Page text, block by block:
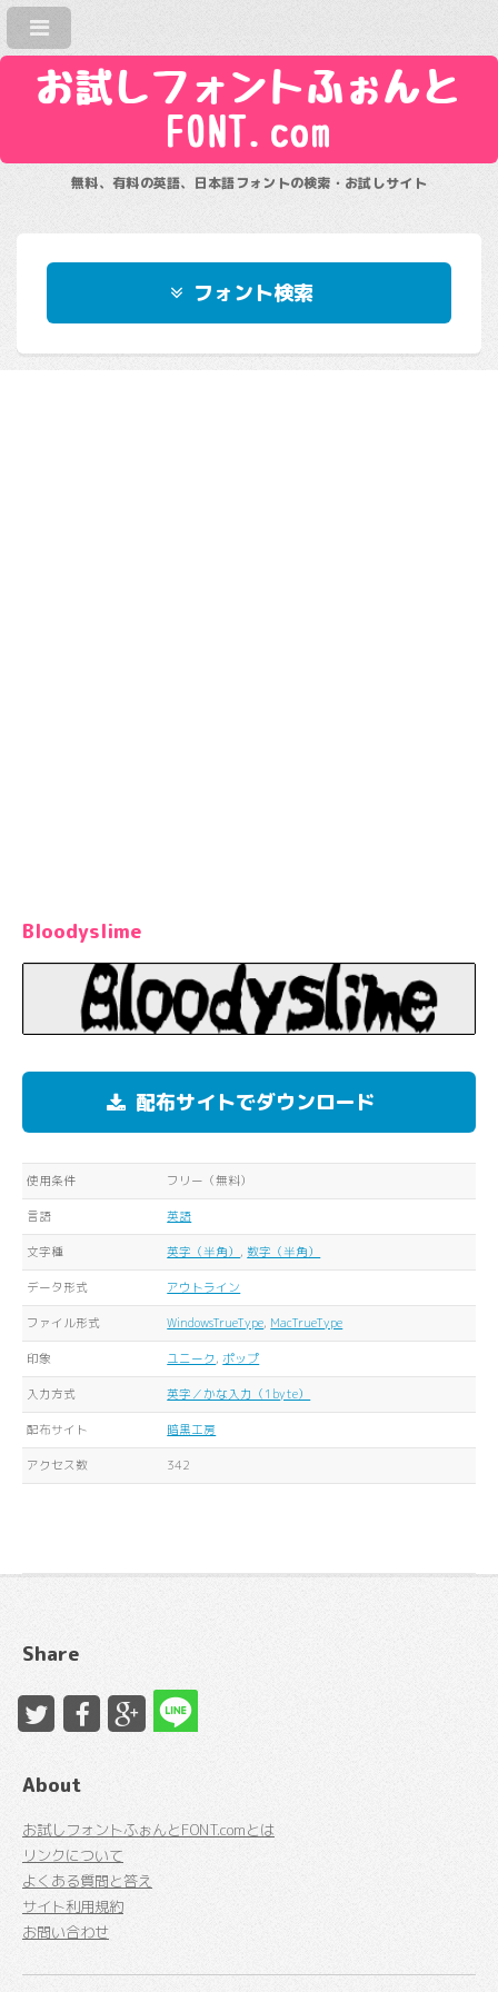
お試しフォントふぉんと
FONT.com
無料、有料の英語、日本語フォントの検索・お試しサイト
フォント検索
Bloodyslime
配布サイトでダウンロード
使用条件 フリー（無料）
言語 英語
文字種 英字（半角） , 数字（半角）
データ形式 アウトライン
ファイル形式 WindowsTrueType, MacTrueType
印象 ユニーク , ポップ
入力方式 英字／かな入力（1byte）
配布サイト 暗黒工房
アクセス数 342
Share
About
お試しフォントふぉんとFONT.comとは
リンクについて
よくある質問と答え
サイト利用規約
お問い合わせ